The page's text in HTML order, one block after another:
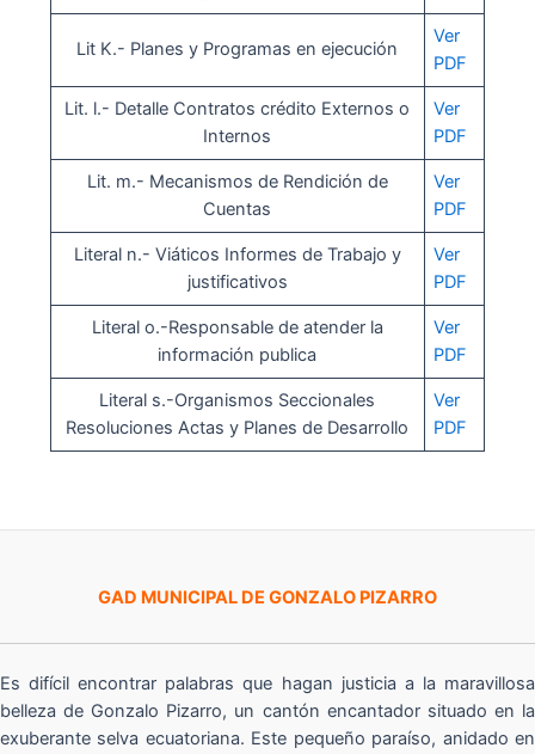
Lit K.- Planes y Programas en ejecución
Ver
PDF
Lit. l.- Detalle Contratos crédito Externos o
Internos
Ver
PDF
Lit. m.- Mecanismos de Rendición de
Cuentas
Ver
PDF
Literal n.- Viáticos Informes de Trabajo y
justificativos
Ver
PDF
Literal o.-Responsable de atender la
información publica
Ver
PDF
Literal s.-Organismos Seccionales
Resoluciones Actas y Planes de Desarrollo
Ver
PDF
GAD MUNICIPAL DE GONZALO PIZARRO
Es difícil encontrar palabras que hagan justicia a la maravillosa
belleza de Gonzalo Pizarro, un cantón encantador situado en la
exuberante selva ecuatoriana. Este pequeño paraíso, anidado en